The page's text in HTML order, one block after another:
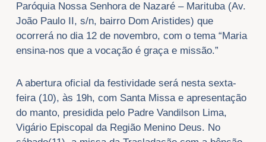
Paróquia Nossa Senhora de Nazaré – Marituba (Av.
João Paulo II, s/n, bairro Dom Aristides) que
ocorrerá no dia 12 de novembro, com o tema “Maria
ensina-nos que a vocação é graça e missão.”
A abertura oficial da festividade será nesta sexta-
feira (10), às 19h, com Santa Missa e apresentação
do manto, presidida pelo Padre Vandilson Lima,
Vigário Episcopal da Região Menino Deus. No